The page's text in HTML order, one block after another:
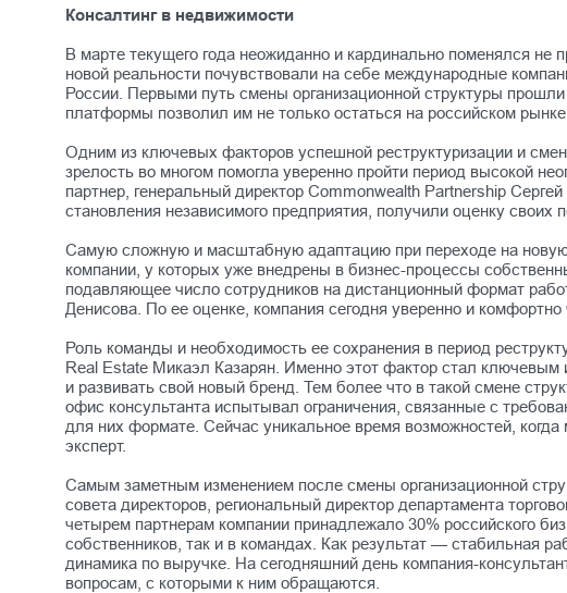
Консалтинг в недвижимости
В марте текущего года неожиданно и кардинально поменялся не
новой реальности почувствовали на себе международные
России. Первыми путь смены организационной структуры
платформы позволил им не только остаться на российском
Одним из ключевых факторов успешной реструктуризации и
зрелость во многом помогла уверенно пройти период высокой
партнер, генеральный директор Commonwealth Partnership
становления независимого предприятия, получили оценку своих
Самую сложную и масштабную адаптацию при переходе на новую
компании, у которых уже внедрены в бизнес-процессы
подавляющее число сотрудников на дистанционный формат
Денисова. По ее оценке, компания сегодня уверенно и
Роль команды и необходимость ее сохранения в период
Real Estate Микаэл Казарян. Именно этот фактор стал
и развивать свой новый бренд. Тем более что в такой смене
офис консультанта испытывал ограничения, связанные с
для них формате. Сейчас уникальное время возможностей,
эксперт.
Самым заметным изменением после смены организационной
совета директоров, региональный директор департамента
четырем партнерам компании принадлежало 30% российского
собственников, так и в командах. Как результат — стабильная
динамика по выручке. На сегодняшний день компания-
вопросам, с которыми к ним обращаются.